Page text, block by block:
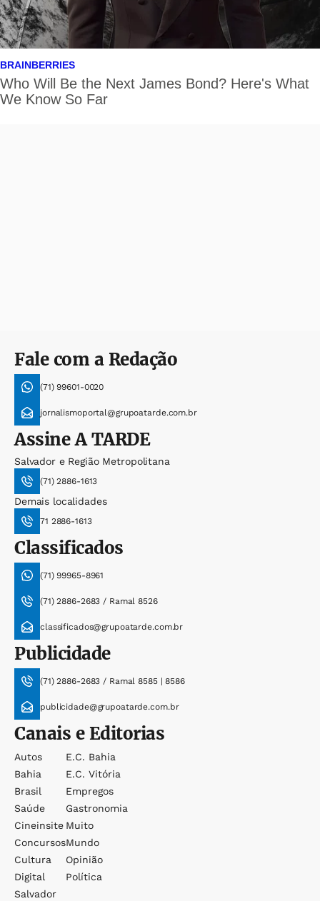
Fale com a Redação
(71) 99601-0020
jornalismoportal@grupoatarde.com.br
AssineA TARDE
Salvador e Região Metropolitana
(71) 2886-1613
Demais localidades
71 2886-1613
Classificados
(71) 99965-8961
(71) 2886-2683 / Ramal 8526
classificados@grupoatarde.com.br
Publicidade
(71) 2886-2683 / Ramal 8585 | 8586
publicidade@grupoatarde.com.br
Canais e Editorias
Autos
Bahia
Brasil
Saúde
Cineinsite
Concursos
Cultura
Digital
Salvador
E.c. Bahia
E.c. Vitória
Empregos
Gastronomia
Muito
Mundo
Opinião
Política